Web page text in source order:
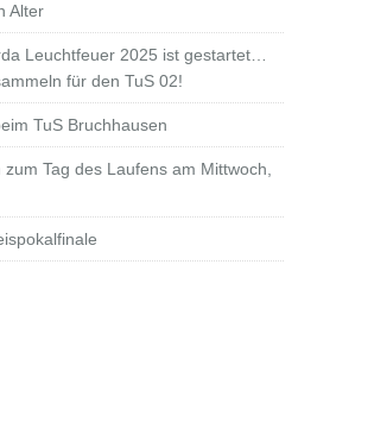
Alter
Leuchtfeuer 2025 ist gestartet…
für den TuS 02!
TuS Bruchhausen
Tag des Laufens am Mittwoch,